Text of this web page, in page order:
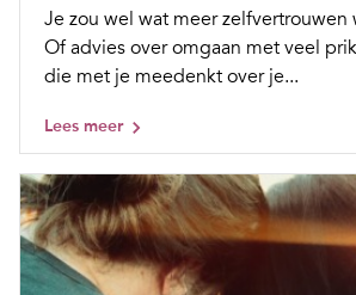
Je zou wel wat meer
Of advies over omgaan met veel
die met je meedenkt over je...
Lees meer